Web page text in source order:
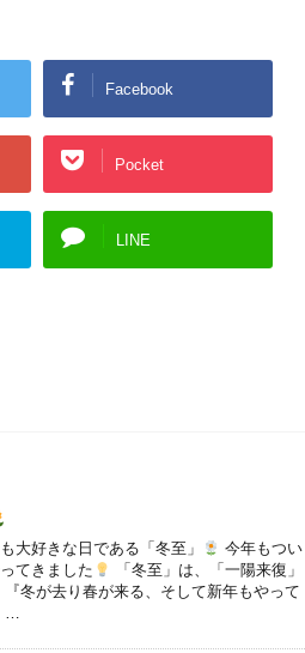
Facebook
Pocket
LINE
大好きな日である「冬至」
今年もつい
てきました
「冬至」は、「一陽来復」
『冬が去り春が来る、そして新年もやって
…